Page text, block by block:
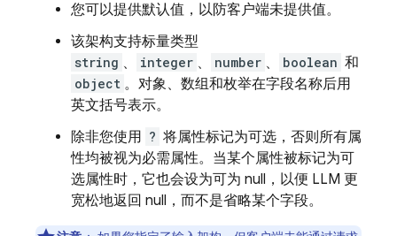
您可以提供默认值，以防客户端未提供值。
该架构支持标量类型
string 、 integer 、 number 、 boolean 和
object 。对象、数组和枚举在字段名称后用
英文括号表示。
除非您使用 ? 将属性标记为可选，否则所有属
性均被视为必需属性。当某个属性被标记为可
选属性时，它也会设为可为 null，以便 LLM 更
宽松地返回 null，而不是省略某个字段。